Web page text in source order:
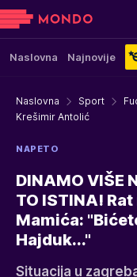
Naslovna Najnovije
Naslovna Sport
Krešimir Antolić
NAPETO
DINAMO VIŠE
TO ISTINA!
Mamića:
Hajduk..."
Situacija u